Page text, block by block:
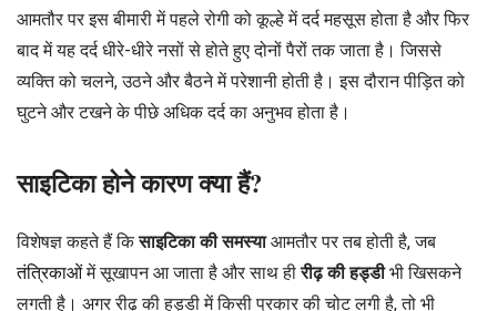
आमतौर पर इस बीमारी में पहले रोगी को कूल्हे में दर्द महसूस होता है और फिर
बाद में यह दर्द धीरे-धीरे नसों से होते हुए दोनों पैरों तक जाता है। जिससे
व्यक्ति को चलने, उठने और बैठने में परेशानी होती है। इस दौरान पीड़ित को
घुटने और टखने के पीछे अधिक दर्द का अनुभव होता है।
साइटिका होने कारण क्या हैं?
विशेषज्ञ कहते हैं किसाइटिका की समस्याआमतौर पर तब होती है, जब
तंत्रिकाओंमें सूखापन आ जाता है और साथ हीरीढ़ की हड्डीभी खिसकने
लगती है। अगर रीढ़ की हड्डी में किसी प्रकार की चोट लगी है, तो भी